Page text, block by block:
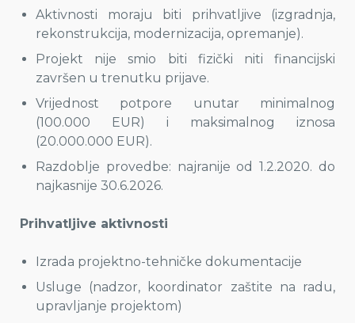
Aktivnosti moraju biti prihvatljive (izgradnja,
rekonstrukcija, modernizacija, opremanje).
Projekt nije smio biti fizički niti financijski
završen u trenutku prijave.
Vrijednost potpore unutar minimalnog
(100.000 EUR) i maksimalnog iznosa
(20.000.000 EUR).
Razdoblje provedbe: najranije od 1.2.2020. do
najkasnije 30.6.2026.
Prihvatljive aktivnosti
Izrada projektno-tehničke dokumentacije
Usluge (nadzor, koordinator zaštite na radu,
upravljanje projektom)